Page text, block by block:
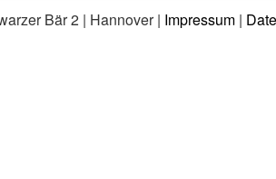
Bär 2 | Hannover | Impressum |